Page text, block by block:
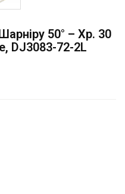
50° – Хр. 30
DJ3083-72-2L